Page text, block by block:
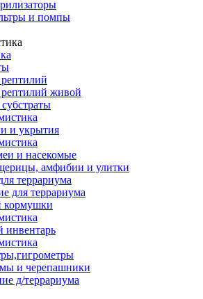
и помпы
живой
и укрытия
и насекомые
амфибии и улитки
террариума
для террариума
кормушки
инвентарь
и черепашники
д/террариума